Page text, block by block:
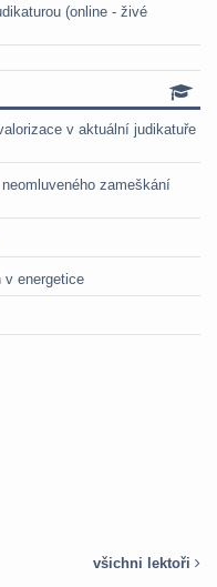
(online - živé
v aktuální judikatuře
zameškání
v energetice
všichni lektoři